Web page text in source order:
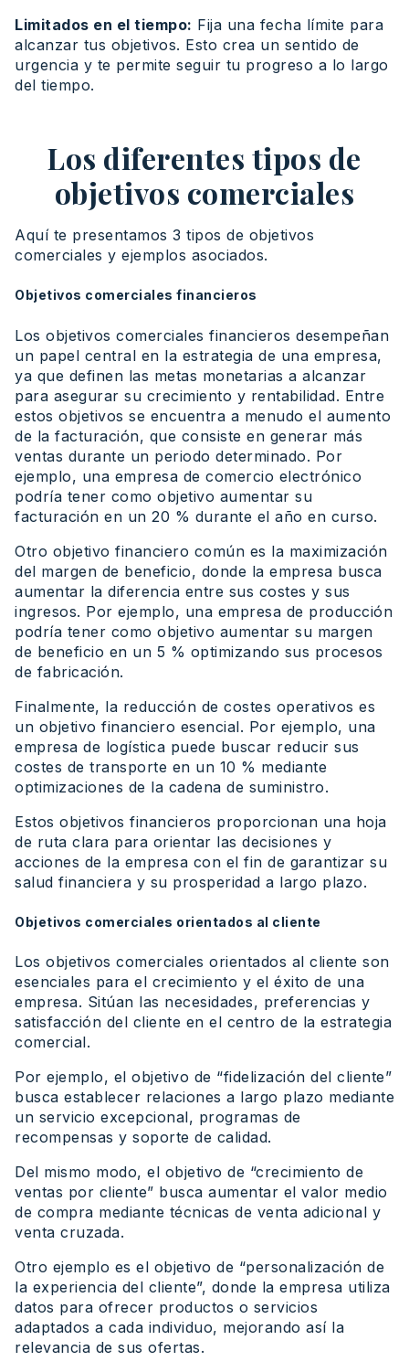
Limitados en el tiempo: Fija una fecha límite para
alcanzar tus objetivos. Esto crea un sentido de
urgencia y te permite seguir tu progreso a lo largo
del tiempo.
Los diferentes tipos de
objetivos comerciales
Aquí te presentamos 3 tipos de objetivos
comerciales y ejemplos asociados.
Objetivos comerciales financieros
Los objetivos comerciales financieros desempeñan
un papel central en la estrategia de una empresa,
ya que definen las metas monetarias a alcanzar
para asegurar su crecimiento y rentabilidad. Entre
estos objetivos se encuentra a menudo el aumento
de la facturación, que consiste en generar más
ventas durante un periodo determinado. Por
ejemplo, una empresa de comercio electrónico
podría tener como objetivo aumentar su
facturación en un 20 % durante el año en curso.
Otro objetivo financiero común es la maximización
del margen de beneficio, donde la empresa busca
aumentar la diferencia entre sus costes y sus
ingresos. Por ejemplo, una empresa de producción
podría tener como objetivo aumentar su margen
de beneficio en un 5 % optimizando sus procesos
de fabricación.
Finalmente, la reducción de costes operativos es
un objetivo financiero esencial. Por ejemplo, una
empresa de logística puede buscar reducir sus
costes de transporte en un 10 % mediante
optimizaciones de la cadena de suministro.
Estos objetivos financieros proporcionan una hoja
de ruta clara para orientar las decisiones y
acciones de la empresa con el fin de garantizar su
salud financiera y su prosperidad a largo plazo.
Objetivos comerciales orientados al cliente
Los objetivos comerciales orientados al cliente son
esenciales para el crecimiento y el éxito de una
empresa. Sitúan las necesidades, preferencias y
satisfacción del cliente en el centro de la estrategia
comercial.
Por ejemplo, el objetivo de “fidelización del cliente”
busca establecer relaciones a largo plazo mediante
un servicio excepcional, programas de
recompensas y soporte de calidad.
Del mismo modo, el objetivo de “crecimiento de
ventas por cliente” busca aumentar el valor medio
de compra mediante técnicas de venta adicional y
venta cruzada.
Otro ejemplo es el objetivo de “personalización de
la experiencia del cliente”, donde la empresa utiliza
datos para ofrecer productos o servicios
adaptados a cada individuo, mejorando así la
relevancia de sus ofertas.